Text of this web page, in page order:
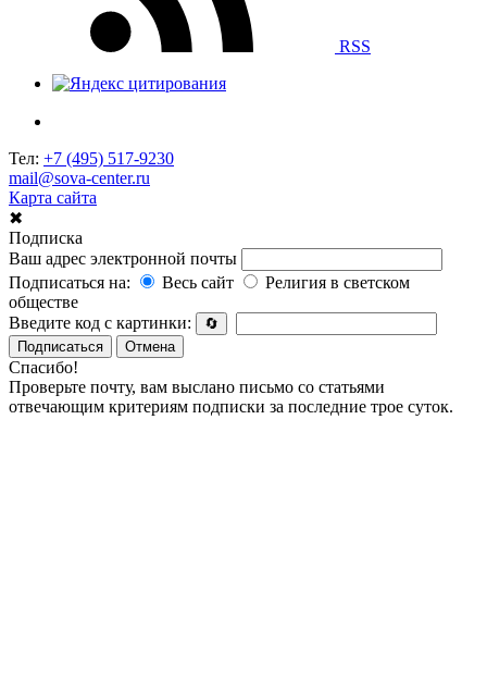
RSS
Тел: +7 (495) 517-9230
mail@sova-center.ru
Карта сайта
✖
Подписка
Ваш адрес электронной почты
Подписаться на:
Весь сайт
Религия в светском
обществе
Введите код с картинки:
🔄
Подписаться
Отмена
Спасибо!
Проверьте почту, вам выслано письмо со статьями
отвечающим критериям подписки за последние трое суток.